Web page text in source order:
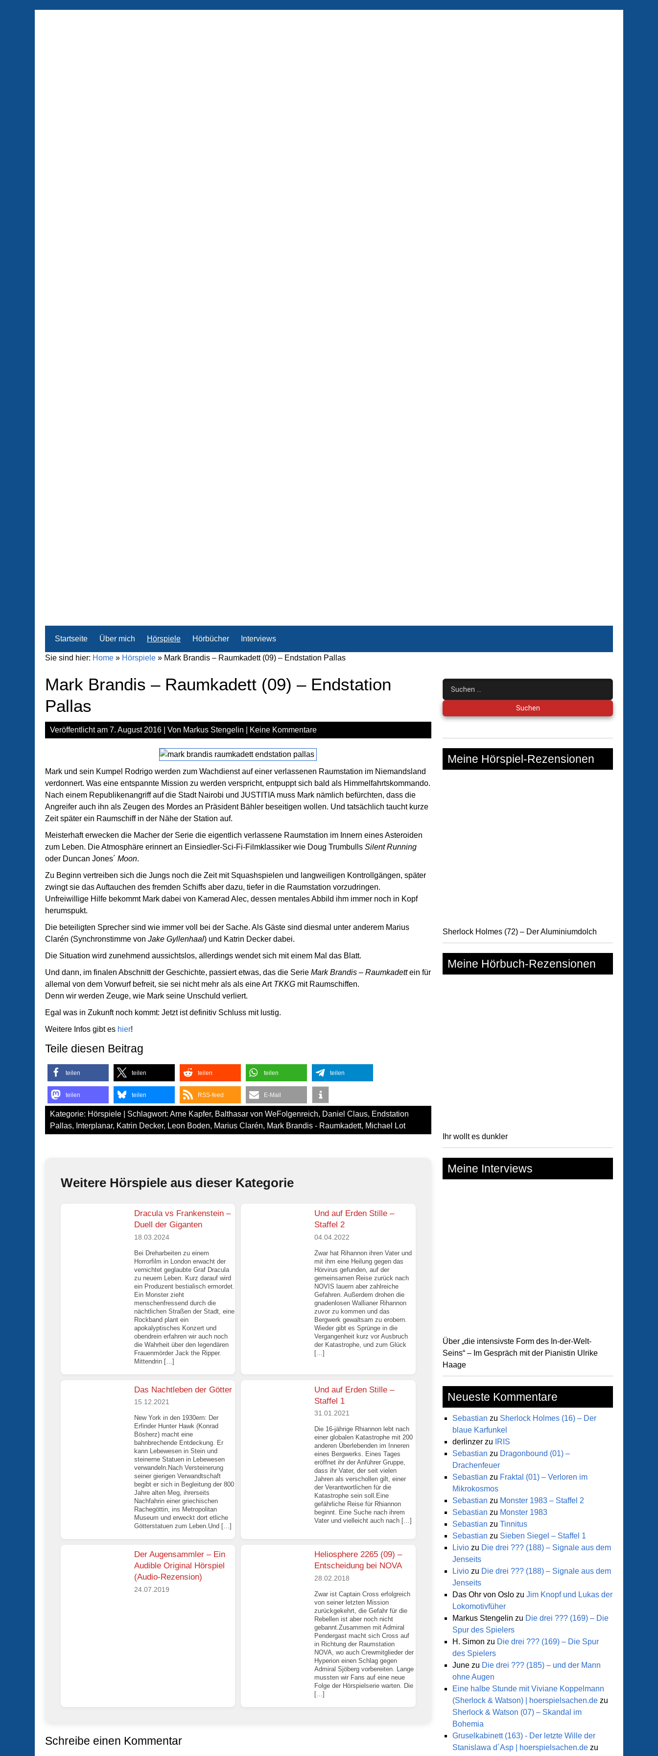
Startseite Über mich Hörspiele Hörbücher Interviews
Sie sind hier: Home » Hörspiele » Mark Brandis – Raumkadett (09) – Endstation Pallas
Mark Brandis – Raumkadett (09) – Endstation
Pallas
Veröffentlicht am 7. August 2016 | Von Markus Stengelin Keine Kommentare
Mark und sein Kumpel Rodrigo werden zum Wachdienst auf einer verlassenen Raumstation im Niemandsland
verdonnert. Was eine entspannte Mission zu werden verspricht, entpuppt sich bald als Himmelfahrtskommando.
Nach einem Republikenangriff auf die Stadt Nairobi und JUSTITIA muss Mark nämlich befürchten, dass die
Angreifer auch ihn als Zeugen des Mordes an Präsident Bähler beseitigen wollen. Und tatsächlich taucht kurze
Zeit später ein Raumschiff in der Nähe der Station auf.
Meisterhaft erwecken die Macher der Serie die eigentlich verlassene Raumstation im Innern eines Asteroiden
zum Leben. Die Atmosphäre erinnert an Einsiedler-Sci-Fi-Filmklassiker wie Doug Trumbulls Silent Running
oder Duncan Jones´ Moon.
Zu Beginn vertreiben sich die Jungs noch die Zeit mit Squashspielen und langweiligen Kontrollgängen, später
zwingt sie das Auftauchen des fremden Schiffs aber dazu, tiefer in die Raumstation vorzudringen.
Unfreiwillige Hilfe bekommt Mark dabei von Kamerad Alec, dessen mentales Abbild ihm immer noch in Kopf
herumspukt.
Die beteiligten Sprecher sind wie immer voll bei der Sache. Als Gäste sind diesmal unter anderem Marius
Clarén (Synchronstimme von Jake Gyllenhaal) und Katrin Decker dabei.
Die Situation wird zunehmend aussichtslos, allerdings wendet sich mit einem Mal das Blatt.
Und dann, im finalen Abschnitt der Geschichte, passiert etwas, das die Serie Mark Brandis – Raumkadettein für
allemal von dem Vorwurf befreit, sie sei nicht mehr als als eine Art TKKG mit Raumschiffen.
Denn wir werden Zeuge, wie Mark seine Unschuld verliert.
Egal was in Zukunft noch kommt: Jetzt ist definitiv Schluss mit lustig.
Weitere Infos gibt es hier!
Teile diesen Beitrag
teilen teilen teilen teilen teilen
teilen teilen RSS-feed E-Mail
Kategorie: Hörspiele | Schlagwort: Arne Kapfer, Balthasar von WeFolgenreich, Daniel Claus, Endstation
Pallas, Interplanar, Katrin Decker, Leon Boden, Marius Clarén, Mark Brandis - Raumkadett, Michael Lot
Weitere Hörspiele aus dieser Kategorie
Dracula vs Frankenstein –
Duell der Giganten
18.03.2024
Bei Dreharbeiten zu einem
Horrorfilm in London erwacht der
vernichtet geglaubte Graf Dracula
zu neuem Leben. Kurz darauf wird
ein Produzent bestialisch ermordet.
Ein Monster zieht
menschenfressend durch die
nächtlichen Straßen der Stadt, eine
Rockband plant ein
apokalyptisches Konzert und
obendrein erfahren wir auch noch
die Wahrheit über den legendären
Frauenmörder Jack the Ripper.
Mittendrin […]
Und auf Erden Stille –
Staffel 2
04.04.2022
Zwar hat Rihannon ihren Vater und
mit ihm eine Heilung gegen das
Hörvirus gefunden, auf der
gemeinsamen Reise zurück nach
NOVIS lauern aber zahlreiche
Gefahren. Außerdem drohen die
gnadenlosen Wallianer Rihannon
zuvor zu kommen und das
Bergwerk gewaltsam zu erobern.
Wieder gibt es Sprünge in die
Vergangenheit kurz vor Ausbruch
der Katastrophe, und zum Glück
[…]
Das Nachtleben der Götter
15.12.2021
New York in den 1930ern: Der
Erfinder Hunter Hawk (Konrad
Bösherz) macht eine
bahnbrechende Entdeckung. Er
kann Lebewesen in Stein und
steinerne Statuen in Lebewesen
verwandeln.Nach Versteinerung
seiner gierigen Verwandtschaft
begibt er sich in Begleitung der 800
Jahre alten Meg, ihrerseits
Nachfahrin einer griechischen
Rachegöttin, ins Metropolitan
Museum und erweckt dort etliche
Götterstatuen zum Leben.Und […]
Und auf Erden Stille –
Staffel 1
31.01.2021
Die 16-jährige Rhiannon lebt nach
einer globalen Katastrophe mit 200
anderen Überlebenden im Inneren
eines Bergwerks. Eines Tages
eröffnet ihr der Anführer Gruppe,
dass ihr Vater, der seit vielen
Jahren als verschollen gilt, einer
der Verantwortlichen für die
Katastrophe sein soll.Eine
gefährliche Reise für Rhiannon
beginnt. Eine Suche nach ihrem
Vater und vielleicht auch nach […]
Der Augensammler – Ein
Audible Original Hörspiel
(Audio-Rezension)
24.07.2019
Heliosphere 2265 (09) –
Entscheidung bei NOVA
28.02.2018
Zwar ist Captain Cross erfolgreich
von seiner letzten Mission
zurückgekehrt, die Gefahr für die
Rebellen ist aber noch nicht
gebannt.Zusammen mit Admiral
Pendergast macht sich Cross auf
in Richtung der Raumstation
NOVA, wo auch Crewmitglieder der
Hyperion einen Schlag gegen
Admiral Sjöberg vorbereiten. Lange
mussten wir Fans auf eine neue
Folge der Hörspielserie warten. Die
[…]
Schreibe einen Kommentar
Suchen
nach:
Meine Hörspiel-Rezensionen
Sherlock Holmes (72) – Der Aluminiumdolch
Meine Hörbuch-Rezensionen
Ihr wollt es dunkler
Meine Interviews
Über „die intensivste Form des In-der-Welt-
Seins“ – Im Gespräch mit der Pianistin Ulrike
Haage
Neueste Kommentare
Sebastian zu Sherlock Holmes (16) – Der
blaue Karfunkel
derlinzer zu
IRIS
Sebastian zu Dragonbound (01) –
Drachenfeuer
Sebastian zu Fraktal (01) – Verloren im
Mikrokosmos
Sebastian zu Monster 1983 – Staffel 2
Sebastian zu Monster 1983
Sebastian zu Tinnitus
Sebastian zu Sieben Siegel – Staffel 1
Livio zu Die drei ??? (188) – Signale aus dem
Jenseits
Livio zu Die drei ??? (188) – Signale aus dem
Jenseits
Das Ohr von Oslo zu Jim Knopf und Lukas der
Lokomotivfüher
Markus Stengelin zu Die drei ??? (169) – Die
Spur des Spielers
H. Simon zu Die drei ??? (169) – Die Spur
des Spielers
June zu Die drei ??? (185) – und der Mann
ohne Augen
Eine halbe Stunde mit Viviane Koppelmann
(Sherlock & Watson) | hoerspielsachen.de zu
Sherlock & Watson (07) – Skandal im
Bohemia
Gruselkabinett (163) - Der letzte Wille der
Stanislawa d´Asp | hoerspielsachen.de zu